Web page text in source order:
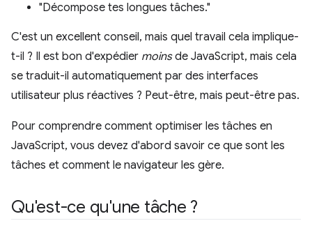
"Décompose tes longues tâches."
C'est un excellent conseil, mais quel travail cela implique-
t-il ? Il est bon d'expédier moinsde JavaScript, mais cela
se traduit-il automatiquement par des interfaces
utilisateur plus réactives ? Peut-être, mais peut-être pas.
Pour comprendre comment optimiser les tâches en
JavaScript, vous devez d'abord savoir ce que sont les
tâches et comment le navigateur les gère.
Qu'est-ce qu'une tâche ?